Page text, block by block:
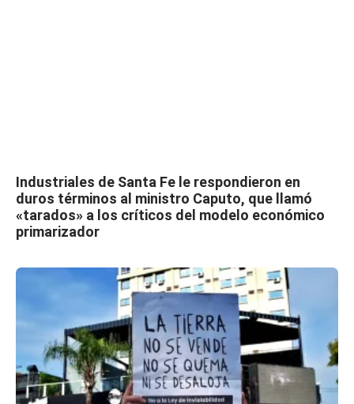
Industriales de Santa Fe le respondieron en
duros términos al ministro Caputo, que llamó
«tarados» a los críticos del modelo económico
primarizador